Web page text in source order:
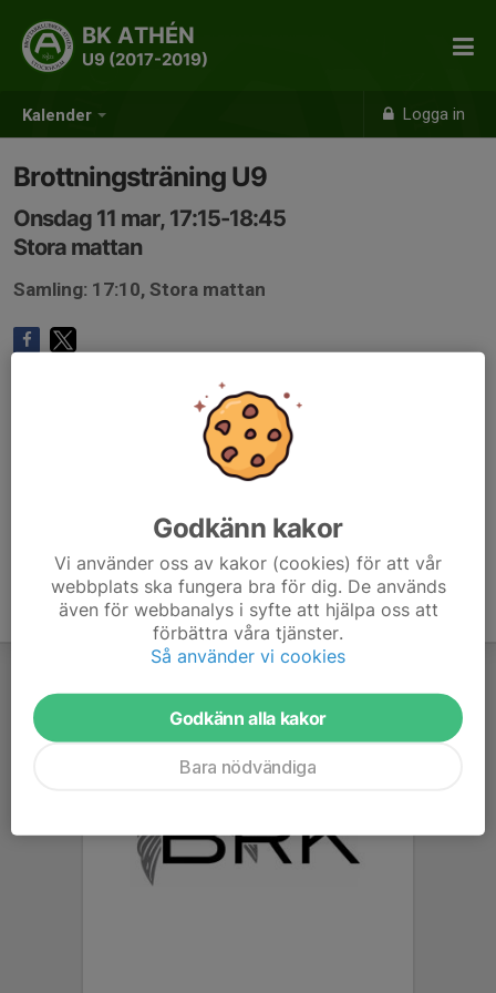
Kalender Logga in
BK ATHÉN
U9 (2017-2019)
Brottningsträning U9
Onsdag 11 mar, 17:15-18:45
Stora mattan
Samling: 17:10, Stora mattan
Godkänn kakor
Vi använder oss av kakor (cookies) för att vår
webbplats ska fungera bra för dig. De används
även för webbanalys i syfte att hjälpa oss att
förbättra våra tjänster.
Så använder vi cookies
Godkänn alla kakor
Bara nödvändiga